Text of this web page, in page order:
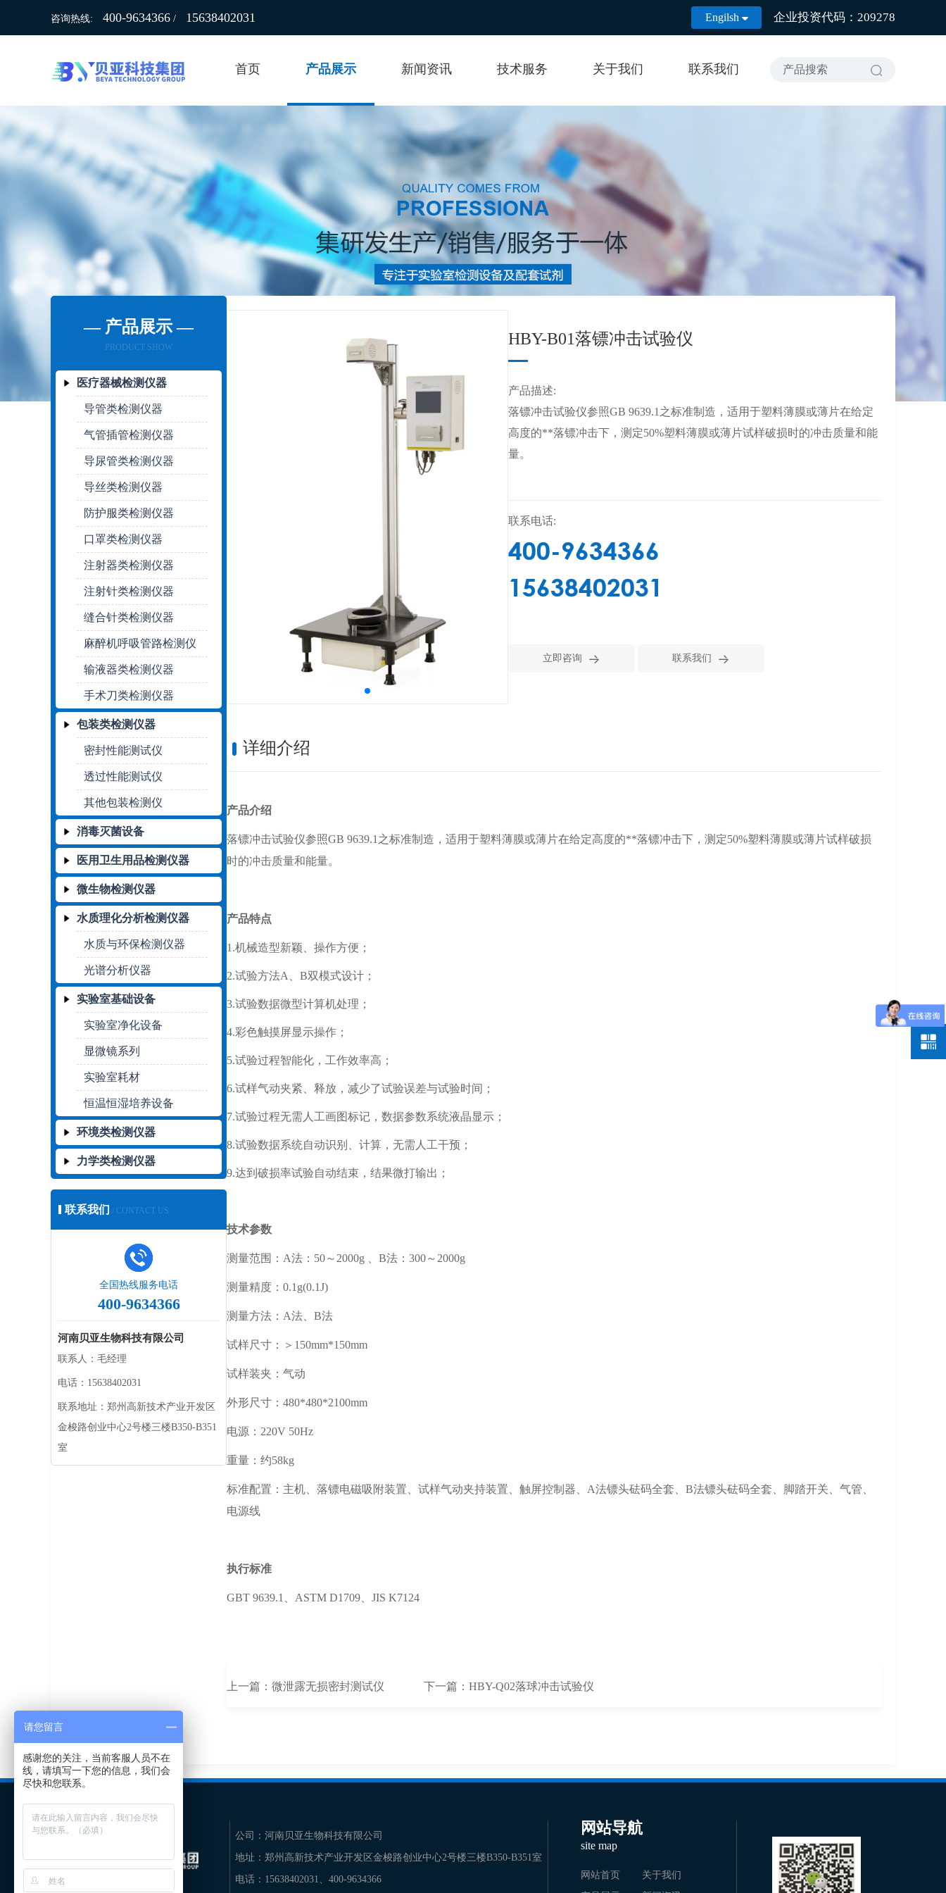
咨询热线: 400-9634366 / 15638402031 Engilsh  企业投资代码：209278
首页 产品展示 新闻资讯 技术服务 关于我们 联系我们
— 产品展示 —
PRODUCT SHOW
医疗器械检测仪器
导管类检测仪器
气管插管检测仪器
导尿管类检测仪器
导丝类检测仪器
防护服类检测仪器
口罩类检测仪器
注射器类检测仪器
注射针类检测仪器
缝合针类检测仪器
麻醉机呼吸管路检测仪
输液器类检测仪器
手术刀类检测仪器
包装类检测仪器
密封性能测试仪
透过性能测试仪
其他包装检测仪
消毒灭菌设备
医用卫生用品检测仪器
微生物检测仪器
水质理化分析检测仪器
水质与环保检测仪器
光谱分析仪器
实验室基础设备
实验室净化设备
显微镜系列
实验室耗材
恒温恒湿培养设备
环境类检测仪器
力学类检测仪器
联系我们 / CONTACT US
全国热线服务电话
400-9634366
河南贝亚生物科技有限公司
联系人：毛经理
电话：15638402031
联系地址：郑州高新技术产业开发区
金梭路创业中心2号楼三楼B350-B351
室
HBY-B01落镖冲击试验仪
产品描述:
​落镖冲击试验仪参照GB 9639.1之标准制造，适用于塑料薄膜或薄片在给定
高度的**落镖冲击下，测定50%塑料薄膜或薄片试样破损时的冲击质量和能
量。
联系电话:
400-9634366
15638402031
立即咨询  联系我们 
详细介绍
产品介绍
落镖冲击试验仪参照GB 9639.1之标准制造，适用于塑料薄膜或薄片在给定高度的**落镖冲击下，测定50%塑料薄膜或薄片试样破损
时的冲击质量和能量。
产品特点
1.机械造型新颖、操作方便；
2.试验方法A、B双模式设计；
3.试验数据微型计算机处理；
4.彩色触摸屏显示操作；
5.试验过程智能化，工作效率高；
6.试样气动夹紧、释放，减少了试验误差与试验时间；
7.试验过程无需人工画图标记，数据参数系统液晶显示；
8.试验数据系统自动识别、计算，无需人工干预；
9.达到破损率试验自动结束，结果微打输出；
技术参数
测量范围： A法：50～2000g 、B法：300～2000g
测量精度： 0.1g(0.1J)
测量方法： A法、B法
试样尺寸：＞ 150mm*150mm
试样装夹：气动
外形尺寸： 480*480*2100mm
电源： 220V 50Hz
重量：约58kg
标准配置： 主机、落镖电磁吸附装置、试样气动夹持装置、触屏控制器、 A法镖头砝码全套、B法镖头砝码全套、脚踏开关、气管、
电源线
执行标准
GBT 9639.1、ASTM D1709、JIS K7124
上一篇： 微泄露无损密封测试仪 下一篇： HBY-​Q02​落球冲击试验仪
公司：河南贝亚生物科技有限公司
地址：郑州高新技术产业开发区金梭路创业中心2号楼三楼B350-B351室
电话： 15638402031、400-9634366
网站导航
site map
网站首页
关于我们
请您留言
感谢您的关注，当前客服人员不在
线，请填写一下您的信息，我们会
尽快和您联系。